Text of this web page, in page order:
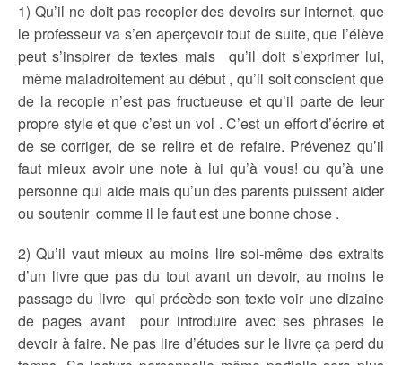
1) Qu’il ne doit pas recopier des devoirs sur internet, que
le professeur va s’en aperçevoir tout de suite, que l’élève
peut s’inspirer de textes mais qu’il doit s’exprimer lui,
même maladroitement au début , qu’il soit conscient que
de la recopie n’est pas fructueuse et qu’il parte de leur
propre style et que c’est un vol . C’est un effort d’écrire et
de se corriger, de se relire et de refaire. Prévenez qu’il
faut mieux avoir une note à lui qu’à vous! ou qu’à une
personne qui aide mais qu’un des parents puissent aider
ou soutenir comme il le faut est une bonne chose .
2) Qu’il vaut mieux au moins lire soi-même des extraits
d’un livre que pas du tout avant un devoir, au moins le
passage du livre qui précède son texte voir une dizaine
de pages avant pour introduire avec ses phrases le
devoir à faire. Ne pas lire d’études sur le livre ça perd du